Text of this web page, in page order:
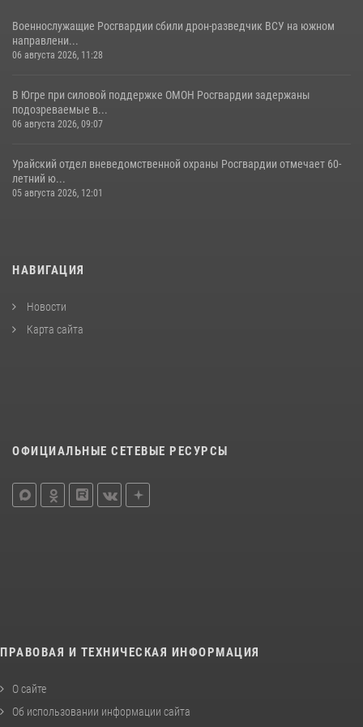
Военнослужащие Росгвардии сбили дрон-разведчик ВСУ на южном
направлени...
06 августа 2026, 11:28
В Югре при силовой поддержке ОМОН Росгвардии задержаны
подозреваемые в...
06 августа 2026, 09:07
Урайский отдел вневедомственной охраны Росгвардии отмечает 60-
летний ю...
05 августа 2026, 12:01
НАВИГАЦИЯ
Новости
Карта сайта
ОФИЦИАЛЬНЫЕ СЕТЕВЫЕ РЕСУРСЫ
ПРАВОВАЯ И ТЕХНИЧЕСКАЯ ИНФОРМАЦИЯ
О сайте
Об использовании информации сайта